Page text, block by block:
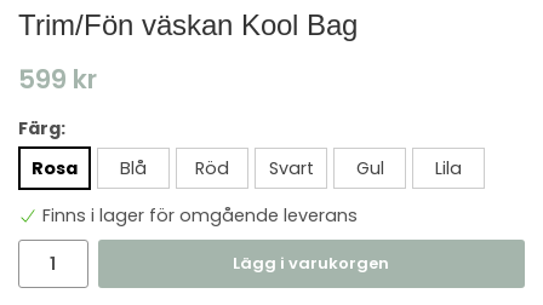
Trim/Fön väskan Kool Bag
599 kr
Färg:
Rosa
Blå Röd Svart Gul
Lila
Finns i lager för omgående leverans
Lägg i varukorgen